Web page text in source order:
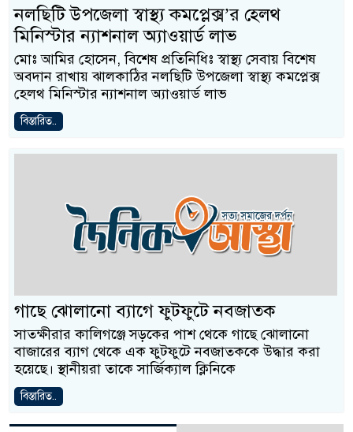
নলছিটি উপজেলা স্বাস্থ্য কমপ্লেক্স’র হেলথ
মিনিস্টার ন্যাশনাল অ্যাওয়ার্ড লাভ
মোঃ আমির হোসেন, বিশেষ প্রতিনিধিঃ স্বাস্থ্য সেবায় বিশেষ
অবদান রাখায় ঝালকাঠির নলছিটি উপজেলা স্বাস্থ্য কমপ্লেক্স
হেলথ মিনিস্টার ন্যাশনাল অ্যাওয়ার্ড লাভ
বিস্তারিত..
গাছে ঝোলানো ব্যাগে ফুটফুটে নবজাতক
সাতক্ষীরার কা‌লিগ‌ঞ্জে সড়কের পাশ থেকে গাছে ঝোলানো
বাজারের ব্যাগ থেকে এক ফুটফুটে নবজাতককে উদ্ধার করা
হয়েছে। স্থানীয়রা তাকে সার্জিক্যাল ক্লি‌নি‌কে
বিস্তারিত..